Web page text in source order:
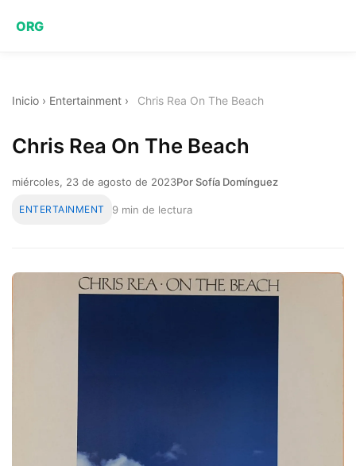
ORG
Inicio › Entertainment › Chris Rea On The Beach
Chris Rea On The Beach
miércoles, 23 de agosto de 2023Por Sofía Domínguez
ENTERTAINMENT 9 min de lectura